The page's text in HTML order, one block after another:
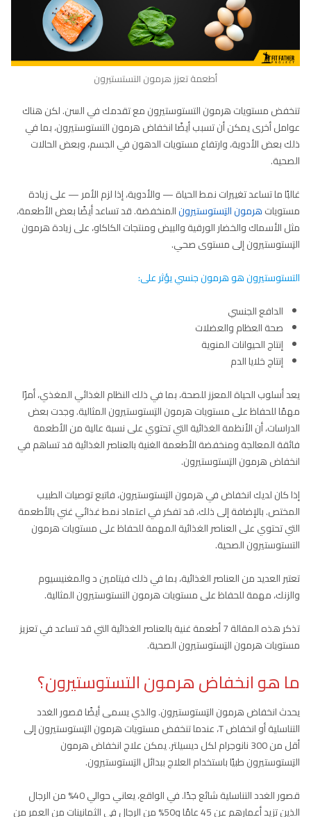
أطعمة تعزز هرمون التستستيرون
تنخفض مستويات هرمون التستوستيرون مع تقدمك في السن. لكن هناك
عوامل أخرى يمكن أن تسبب أيضًا انخفاض هرمون التستوستيرون، بما في
ذلك بعض الأدوية، وارتفاع مستويات الدهون في الجسم، وبعض الحالات
الصحية.
غالبًا ما تساعد تغييرات نمط الحياة — والأدوية، إذا لزم الأمر — على زيادة
مستوياتهرمون التِستوستيرونالمنخفضة. قد تساعد أيضًا بعض الأطعمة،
مثل الأسماك والخضار الورقية والبيض ومنتجات الكاكاو، على زيادة هرمون
التِستوستيرون إلى مستوى صحي.
التستوستيرون هو هرمون جنسي يؤثر على:
الدافع الجنسي
صحة العظام والعضلات
إنتاج الحيوانات المنوية
إنتاج خلايا الدم
يعد أسلوب الحياة المعزز للصحة، بما في ذلك النظام الغذائي المغذي، أمرًا
مهمًا للحفاظ على مستويات هرمون التِستوستيرون المثالية. وجدت بعض
الدراسات، أن الأنظمة الغذائية التي تحتوي على نسبة عالية من الأطعمة
فائقة المعالجة ومنخفضة الأطعمة الغنية بالعناصر الغذائية قد تساهم في
انخفاض هرمون التِستوستيرون.
إذا كان لديك انخفاض في هرمون التِستوستيرون، فاتبع توصيات الطبيب
المختص. بالإضافة إلى ذلك، قد تفكر في اعتماد نمط غذائي غني بالأطعمة
التي تحتوي على العناصر الغذائية المهمة للحفاظ على مستويات هرمون
التستوستيرون الصحية.
تعتبر العديد من العناصر الغذائية، بما في ذلك فيتامين د والمغنيسيوم
والزنك، مهمة للحفاظ على مستويات هرمون التستوستيرون المثالية.
تذكر هذه المقالة 7 أطعمة غنية بالعناصر الغذائية التي قد تساعد في تعزيز
مستويات هرمون التِستوستيرون الصحية.
ما هو انخفاض هرمون التستوستيرون؟
يحدث انخفاض هرمون التِستوستيرون. والذي يسمى أيضًا قصور الغدد
التناسلية أو انخفاض T، عندما تنخفض مستويات هرمون التِستوستيرون إلى
أقل من 300 نانوجرام لكل ديسيلتر. يمكن علاج انخفاض هرمون
التِستوستيرون طبيًا باستخدام العلاج ببدائل التِستوستيرون.
قصور الغدد التناسلية شائع جدًا. في الواقع، يعاني حوالي 40% من الرجال
الذين تزيد أعمارهم عن 45 عامًا و50% من الرجال في الثمانينات من العمر من